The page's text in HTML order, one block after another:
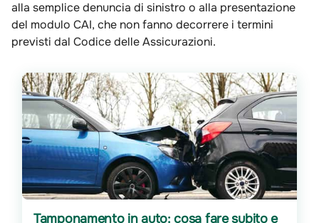
alla semplice denuncia di sinistro o alla presentazione
del modulo CAI, che non fanno decorrere i termini
previsti dal Codice delle Assicurazioni.
Tamponamento in auto: cosa fare subito e